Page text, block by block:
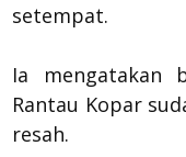
setempat.
Ia mengatakan
Rantau Kopar
resah.